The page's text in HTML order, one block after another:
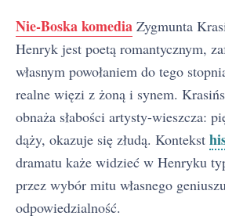
Nie-Boska komedia Zygmunta
Henryk jest poetą romantycznym,
własnym powołaniem do tego
realne więzi z żoną i synem.
obnaża słabości artysty-wieszcza:
dąży, okazuje się złudą. Kontekst
dramatu każe widzieć w Henryku
przez wybór mitu własnego
odpowiedzialność.